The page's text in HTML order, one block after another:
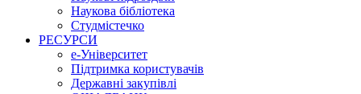
Наукова бібліотека
Студмістечко
РЕСУРСИ
е-Університет
Підтримка користувачів
Державні закупівлі